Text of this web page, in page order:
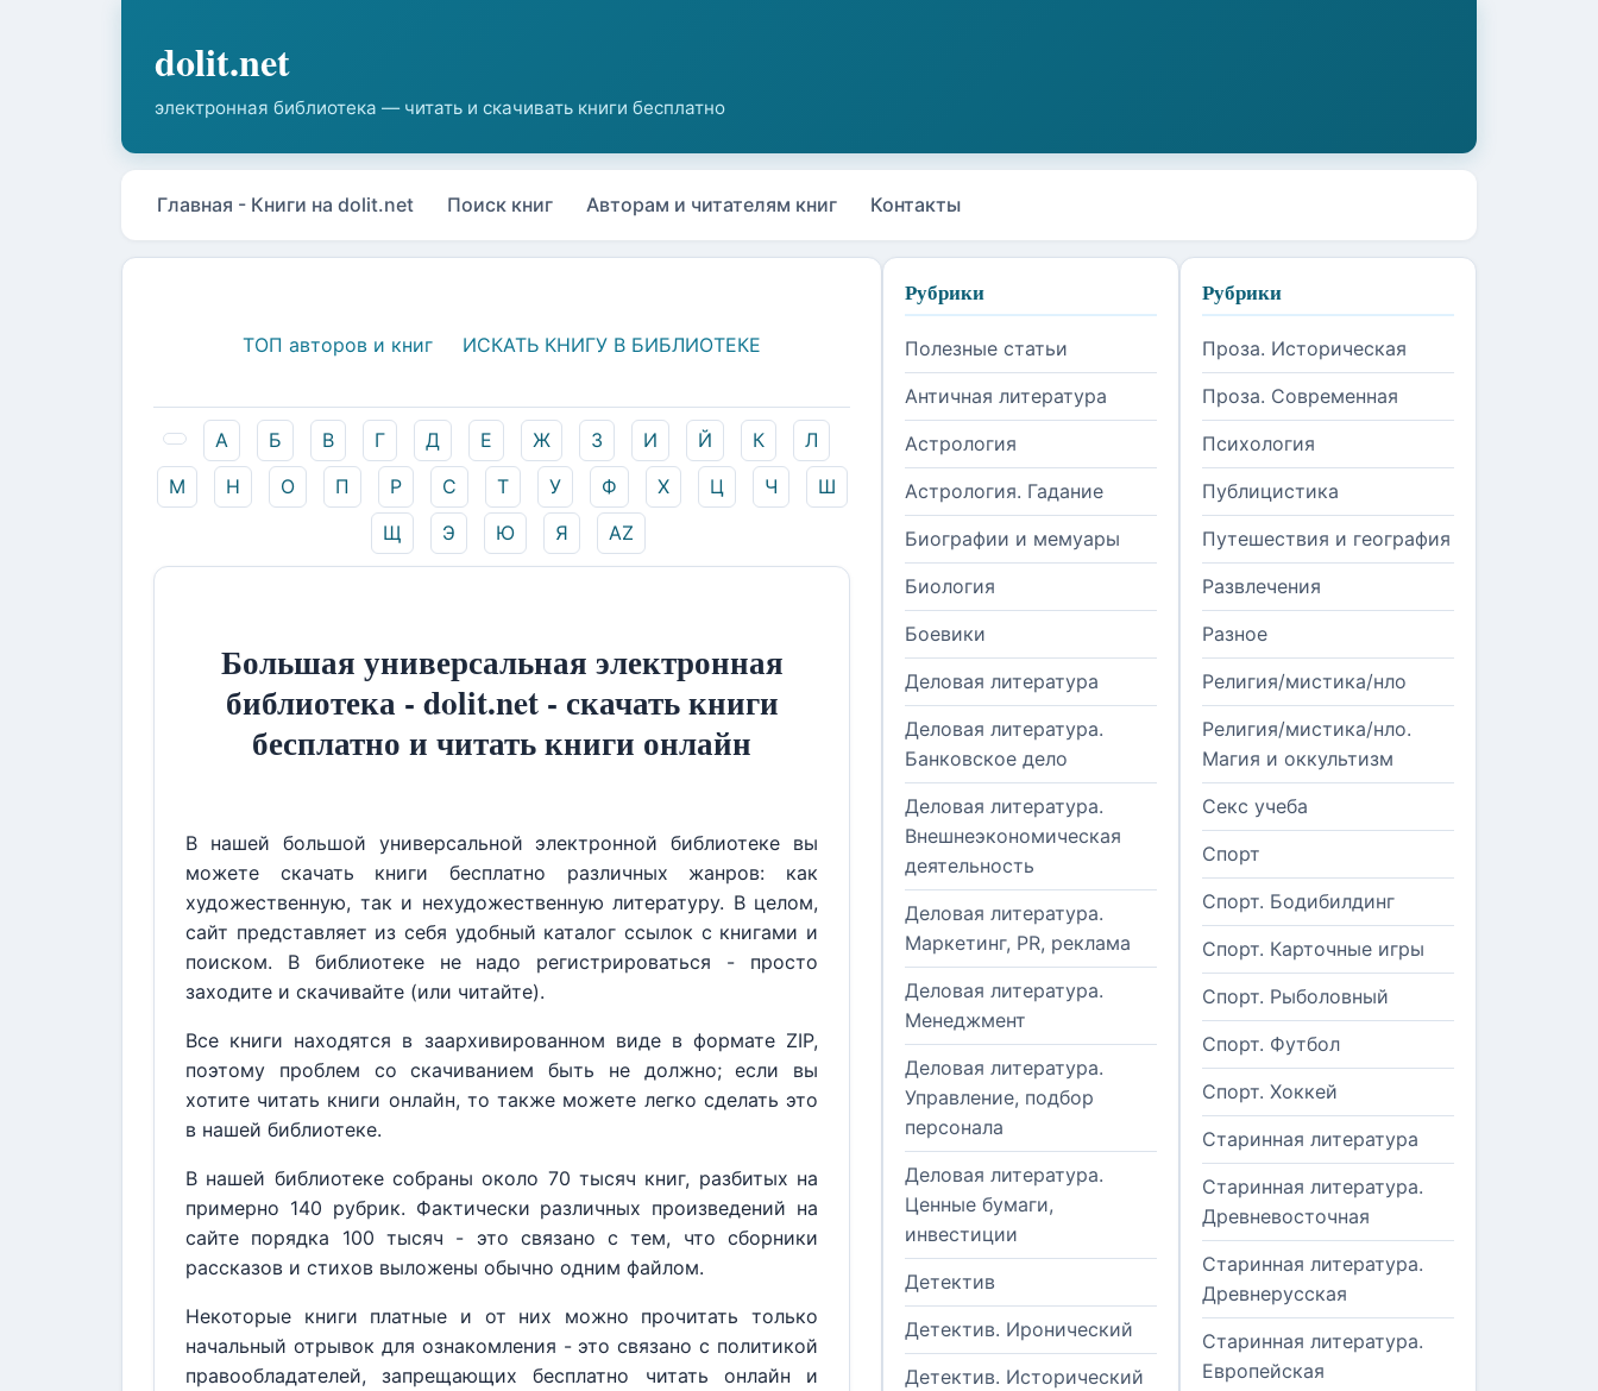
Главная - Книги на dolit.net Поиск книг Авторам и читателям книг Контакты
ТОП авторов и книг ИСКАТЬ КНИГУ В БИБЛИОТЕКЕ
А Б В Г Д Е Ж З И Й К
Л
М
Н О П Р С Т У Ф Х Ц Ч
Ш
Щ
Э Ю Я AZ
Большая универсальная электронная
библиотека - dolit.net - скачать книги
бесплатно и читать книги онлайн
В нашей большой универсальной электронной библиотеке вы
можете скачать книги бесплатно различных жанров: как
художественную, так и нехудожественную литературу. В целом,
сайт представляет из себя удобный каталог ссылок с книгами и
поиском. В библиотеке не надо регистрироваться - просто
заходите и скачивайте (или читайте).
Все книги находятся в заархивированном виде в формате ZIP,
поэтому проблем со скачиванием быть не должно; если вы
хотите читать книги онлайн, то также можете легко сделать это
в нашей библиотеке.
В нашей библиотеке собраны около 70 тысяч книг, разбитых на
примерно 140 рубрик. Фактически различных произведений на
сайте порядка 100 тысяч - это связано с тем, что сборники
рассказов и стихов выложены обычно одним файлом.
Некоторые книги платные и от них можно прочитать только
начальный отрывок для ознакомления - это связано с политикой
правообладателей, запрещающих бесплатно читать онлайн и
Рубрики
Полезные статьи
Античная литература
Астрология
Астрология. Гадание
Биографии и мемуары
Биология
Боевики
Деловая литература
Деловая литература.
Банковское дело
Деловая литература.
Внешнеэкономическая
деятельность
Деловая литература.
Маркетинг, PR, реклама
Деловая литература.
Менеджмент
Деловая литература.
Управление, подбор
персонала
Деловая литература.
Ценные бумаги,
инвестиции
Детектив
Детектив. Иронический
Детектив. Исторический
Рубрики
Проза. Историческая
Проза. Современная
Психология
Публицистика
Путешествия и география
Развлечения
Разное
Религия/мистика/нло
Религия/мистика/нло.
Магия и оккультизм
Секс учеба
Спорт
Спорт. Бодибилдинг
Спорт. Карточные игры
Спорт. Рыболовный
Спорт. Футбол
Спорт. Хоккей
Старинная литература
Старинная литература.
Древневосточная
Старинная литература.
Древнерусская
Старинная литература.
Европейская